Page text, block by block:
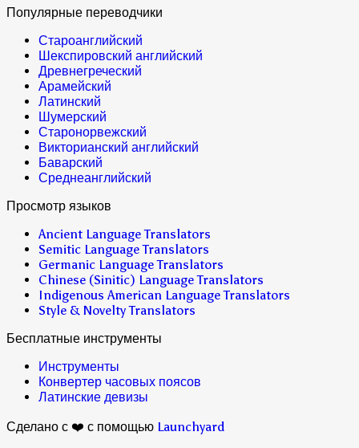
Популярные переводчики
Староанглийский
Шекспировский английский
Древнегреческий
Арамейский
Латинский
Шумерский
Старонорвежский
Викторианский английский
Баварский
Среднеанглийский
Просмотр языков
Ancient Language Translators
Semitic Language Translators
Germanic Language Translators
Chinese (Sinitic) Language Translators
Indigenous American Language Translators
Style & Novelty Translators
Бесплатные инструменты
Инструменты
Конвертер часовых поясов
Латинские девизы
Сделано с ❤️ с помощью Launchyard